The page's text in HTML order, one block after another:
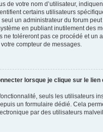
de votre nom d’utilisateur,
certains utilisateurs
un administrateur du forum
en publiant inutilement des
ne toléreront pas ce procédé et un
compteur de messages.
lorsque je clique sur le
seuls les utilisateurs
un formulaire dédié. Cela
par des utilisateurs